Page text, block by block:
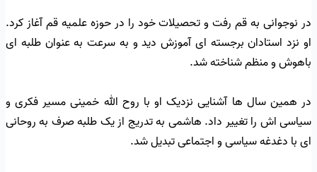
در نوجوانی به قم رفت و تحصیلات خود را در حوزه علمیه قم آغاز کرد.
او نزد استادان برجسته ای آموزش دید و به سرعت به عنوان طلبه ای
باهوش و منظم شناخته شد.
در همین سال ها آشنایی نزدیک او با روح الله خمینی مسیر فکری و
سیاسی اش را تغییر داد. هاشمی به تدریج از یک طلبه صرف به روحانی
ای با دغدغه سیاسی و اجتماعی تبدیل شد.